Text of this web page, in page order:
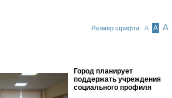
Размер шрифта: А А А
Город планирует
поддержать учреждения
социального профиля